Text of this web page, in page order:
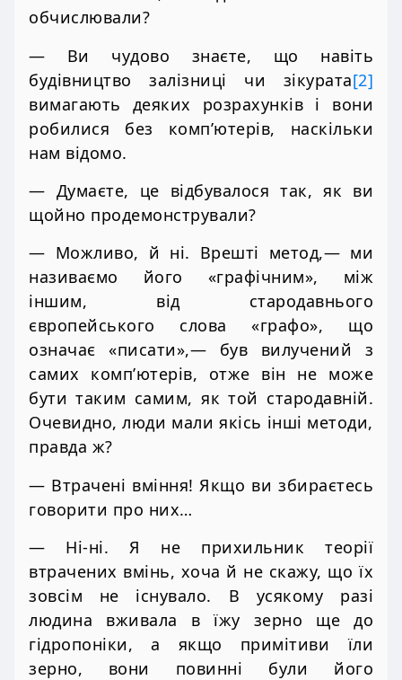
обчислювали?
— Ви чудово знаєте, що навіть
будівництво залізниці чи зікурата[2]
вимагають деяких розрахунків і вони
робилися без комп’ютерів, наскільки
нам відомо.
— Думаєте, це відбувалося так, як ви
щойно продемонстрували?
— Можливо, й ні. Врешті метод,— ми
називаємо його «графічним», між
іншим, від стародавнього
європейського слова «графо», що
означає «писати»,— був вилучений з
самих комп’ютерів, отже він не може
бути таким самим, як той стародавній.
Очевидно, люди мали якісь інші методи,
правда ж?
— Втрачені вміння! Якщо ви збираєтесь
говорити про них…
— Ні-ні. Я не прихильник теорії
втрачених вмінь, хоча й не скажу, що їх
зовсім не існувало. В усякому разі
людина вживала в їжу зерно ще до
гідропоніки, а якщо примітиви їли
зерно, вони повинні були його